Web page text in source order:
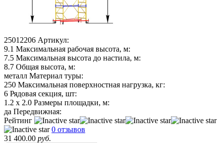
25012206 Артикул:
9.1 Максимальная рабочая высота, м:
7.5 Максимальная высота до настила, м:
8.7 Общая высота, м:
металл Материал туры:
250 Максимальная поверхностная нагрузка, кг:
6 Рядовая секция, шт:
1.2 х 2.0 Размеры площадки, м:
да Передвижная:
Рейтинг
0 отзывов
31 400.00 руб.